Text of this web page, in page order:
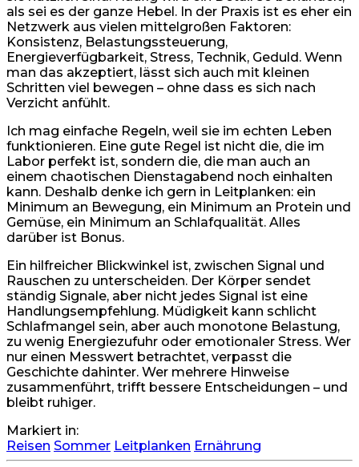
als sei es der ganze Hebel. In der Praxis ist es eher ein
Netzwerk aus vielen mittelgroßen Faktoren:
Konsistenz, Belastungssteuerung,
Energieverfügbarkeit, Stress, Technik, Geduld. Wenn
man das akzeptiert, lässt sich auch mit kleinen
Schritten viel bewegen – ohne dass es sich nach
Verzicht anfühlt.
Ich mag einfache Regeln, weil sie im echten Leben
funktionieren. Eine gute Regel ist nicht die, die im
Labor perfekt ist, sondern die, die man auch an
einem chaotischen Dienstagabend noch einhalten
kann. Deshalb denke ich gern in Leitplanken: ein
Minimum an Bewegung, ein Minimum an Protein und
Gemüse, ein Minimum an Schlafqualität. Alles
darüber ist Bonus.
Ein hilfreicher Blickwinkel ist, zwischen Signal und
Rauschen zu unterscheiden. Der Körper sendet
ständig Signale, aber nicht jedes Signal ist eine
Handlungsempfehlung. Müdigkeit kann schlicht
Schlafmangel sein, aber auch monotone Belastung,
zu wenig Energiezufuhr oder emotionaler Stress. Wer
nur einen Messwert betrachtet, verpasst die
Geschichte dahinter. Wer mehrere Hinweise
zusammenführt, trifft bessere Entscheidungen – und
bleibt ruhiger.
Markiert in:
Reisen Sommer Leitplanken Ernährung